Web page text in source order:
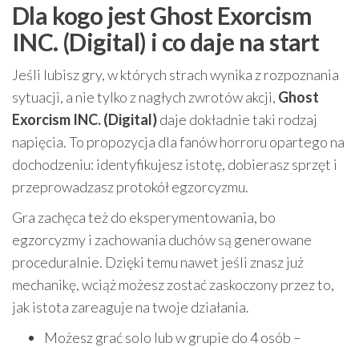
Dla kogo jest Ghost Exorcism
INC. (Digital) i co daje na start
Jeśli lubisz gry, w których strach wynika z rozpoznania
sytuacji, a nie tylko z nagłych zwrotów akcji, Ghost
Exorcism INC. (Digital)daje dokładnie taki rodzaj
napięcia. To propozycja dla fanów horroru opartego na
dochodzeniu: identyfikujesz istotę, dobierasz sprzęt i
przeprowadzasz protokół egzorcyzmu.
Gra zachęca też do eksperymentowania, bo
egzorcyzmy i zachowania duchów są generowane
proceduralnie. Dzięki temu nawet jeśli znasz już
mechanikę, wciąż możesz zostać zaskoczony przez to,
jak istota zareaguje na twoje działania.
Możesz grać solo lub w grupie do 4 osób –